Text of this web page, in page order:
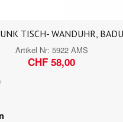
TISCH- WANDUHR,
Artikel Nr: 5922 AMS
CHF 58,00